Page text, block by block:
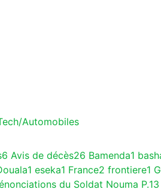
Automobiles
6 Avis de décès26 Bamenda1
1 eseka1 France2 frontiere1
du Soldat Nouma P.13